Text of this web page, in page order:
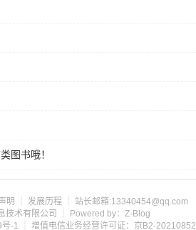
图书哦！
明 发展历程 ┊ 站长邮箱:13340454@qq.com
技术有限公司 ┊ Powered by：Z-Blog
-1 ┊ 增值电信业务经营许可证：京B2-20210852